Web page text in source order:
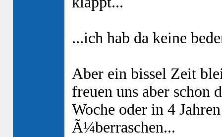
...ich hab da keine
Aber ein bissel Zeit
freuen uns aber schon
Woche oder in 4
Ã¼berraschen...